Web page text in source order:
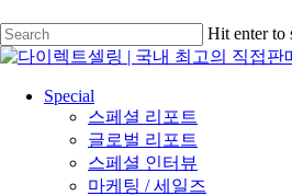
Hit enter to
Close
search
Menu
Special
스페셜 리포트
글로벌 리포트
스페셜 인터뷰
마케팅 / 세일즈